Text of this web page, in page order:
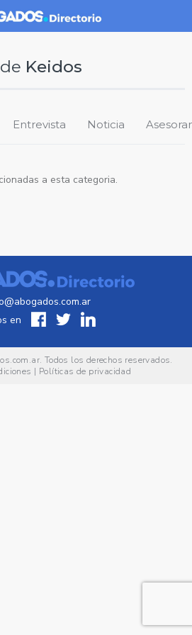
Keidos
Entrevista Noticia
a esta categoria.
en
. Todos los derechos reservados.
| Políticas de privacidad